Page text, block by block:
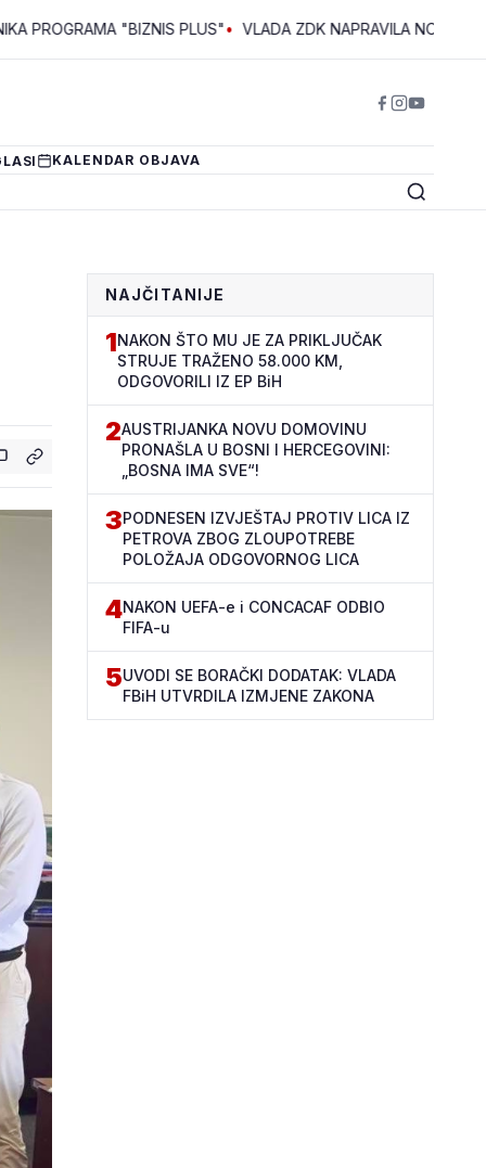
"BIZNIS PLUS"• VLADA ZDK NAPRAVILA NOVI KORAK KA
KALENDAR OBJAVA
NAJČITANIJE
1NAKON ŠTO MU JE ZA PRIKLJUČAK
STRUJE TRAŽENO 58.000 KM,
ODGOVORILI IZ EP BiH
2AUSTRIJANKA NOVU DOMOVINU
PRONAŠLA U BOSNI I HERCEGOVINI:
„BOSNA IMA SVE“!
3PODNESEN IZVJEŠTAJ PROTIV LICA IZ
PETROVA ZBOG ZLOUPOTREBE
POLOŽAJA ODGOVORNOG LICA
4NAKON UEFA-e i CONCACAF ODBIO
FIFA-u
5UVODI SE BORAČKI DODATAK: VLADA
FBiH UTVRDILA IZMJENE ZAKONA